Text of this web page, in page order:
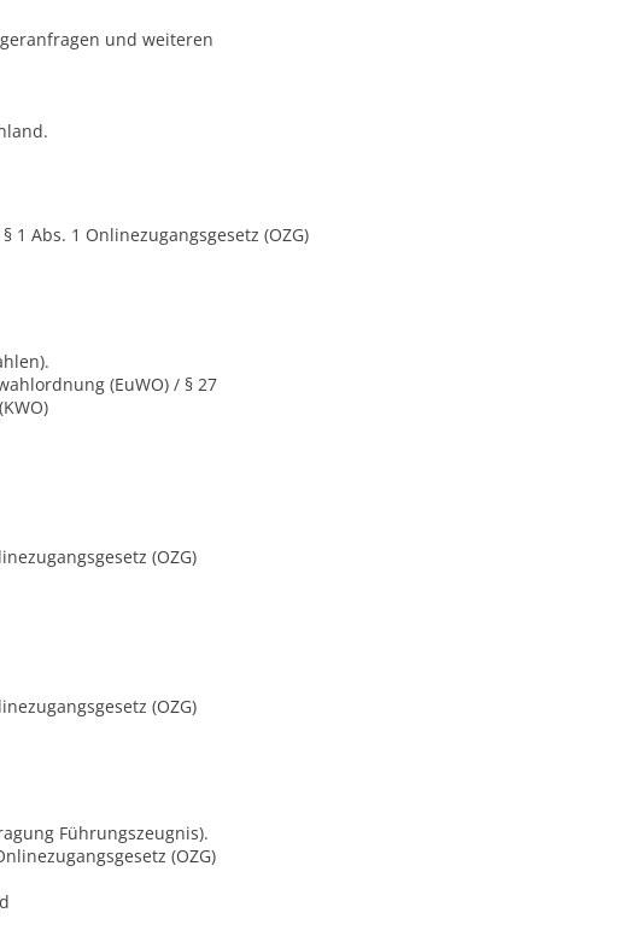
und weiteren
1 Abs. 1 Onlinezugangsgesetz (OZG)
(EuWO) / § 27
(OZG)
(OZG)
Führungszeugnis).
(OZG)